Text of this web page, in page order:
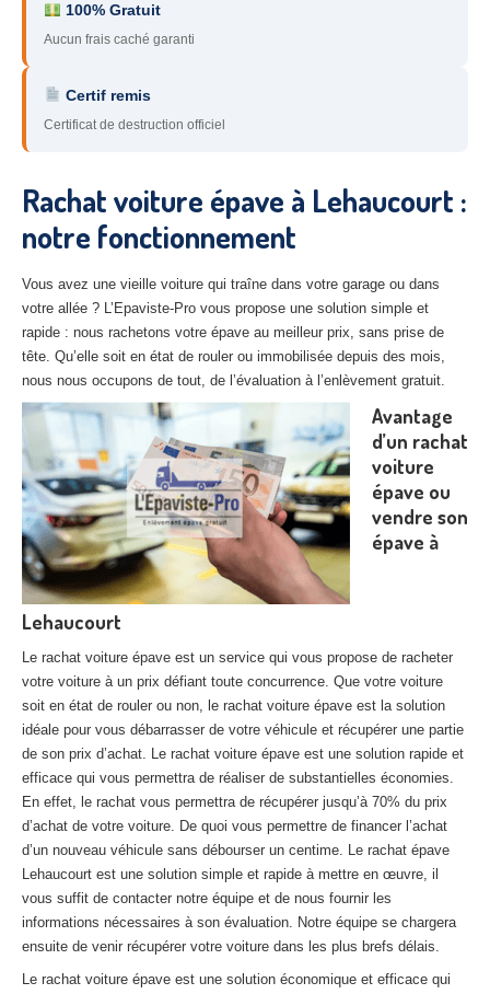
91 – Essonne
45 – Loiret
28– Eure-et-Loir
27– Eure
10 – Aube
02– Aisne
Tousles secteurs
CENTREVHU AGRÉE
Centreagréé VHU Paris 75 : casse auto avec destruction
Centreagréé VHU 77 : casse auto avec destruction
Centreagréé VHU 78 : casse auto avec destruction
Centreagréé VHU 92 : casse auto avec destruction
Centreagréé VHU 93 : casse auto avec destruction
Centreagréé VHU 94 : casse auto avec destruction
Centreagréé VHU 95 : casse auto avec destruction
DOCUMENTSÀ JOINDRE
CONTACT
100% Gratuit
Aucun frais caché garanti
Certif remis
Certificat de destruction officiel
Rachat voiture épave à Lehaucourt :
notre fonctionnement
Vous avez une vieille voiture qui traîne dans votre garage ou dans
votre allée ? L’Epaviste-Pro vous propose une solution simple et
rapide : nous rachetons votre épave au meilleur prix, sans prise de
tête. Qu’elle soit en état de rouler ou immobilisée depuis des mois,
nous nous occupons de tout, de l’évaluation à l’enlèvement gratuit.
Avantage
d’un rachat
voiture
épave ou
vendre son
épave à
Lehaucourt
Le rachat voiture épave est un service qui vous propose de racheter
votre voiture à un prix défiant toute concurrence. Que votre voiture
soit en état de rouler ou non, le rachat voiture épave est la solution
idéale pour vous débarrasser de votre véhicule et récupérer une partie
de son prix d’achat. Le rachat voiture épave est une solution rapide et
efficace qui vous permettra de réaliser de substantielles économies.
En effet, le rachat vous permettra de récupérer jusqu’à 70% du prix
d’achat de votre voiture. De quoi vous permettre de financer l’achat
d’un nouveau véhicule sans débourser un centime. Le rachat épave
Lehaucourt est une solution simple et rapide à mettre en œuvre, il
vous suffit de contacter notre équipe et de nous fournir les
informations nécessaires à son évaluation. Notre équipe se chargera
ensuite de venir récupérer votre voiture dans les plus brefs délais.
Le rachat voiture épave est une solution économique et efficace qui